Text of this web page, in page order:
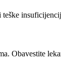
Obavestite